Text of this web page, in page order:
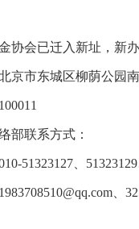
协会已迁入新址，新
京市东城区柳荫公园
部联系方式：
51323127、
、